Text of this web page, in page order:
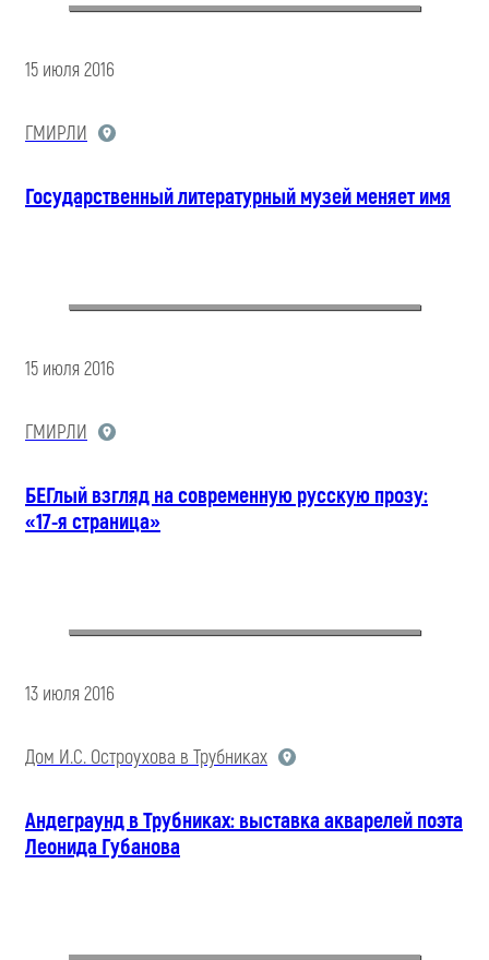
15 июля 2016
ГМИРЛИ
Государственный литературный музей меняет имя
15 июля 2016
ГМИРЛИ
БЕГлый взгляд на современную русскую прозу:
«17-я страница»
13 июля 2016
Дом И.С. Остроухова в Трубниках
Андеграунд в Трубниках: выставка акварелей поэта
Леонида Губанова